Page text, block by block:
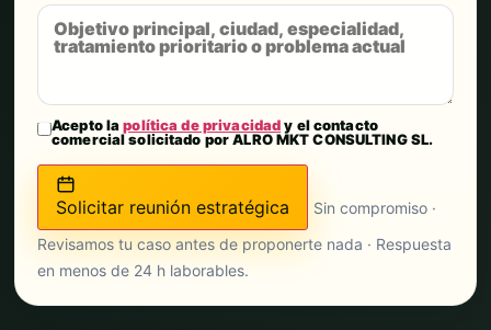
Acepto lapolítica de privacidady el contacto
comercial solicitado por ALRO MKT CONSULTING SL.
Solicitar reunión estratégica
Sin compromiso ·
Revisamos tu caso antes de proponerte nada · Respuesta
en menos de 24 h laborables.